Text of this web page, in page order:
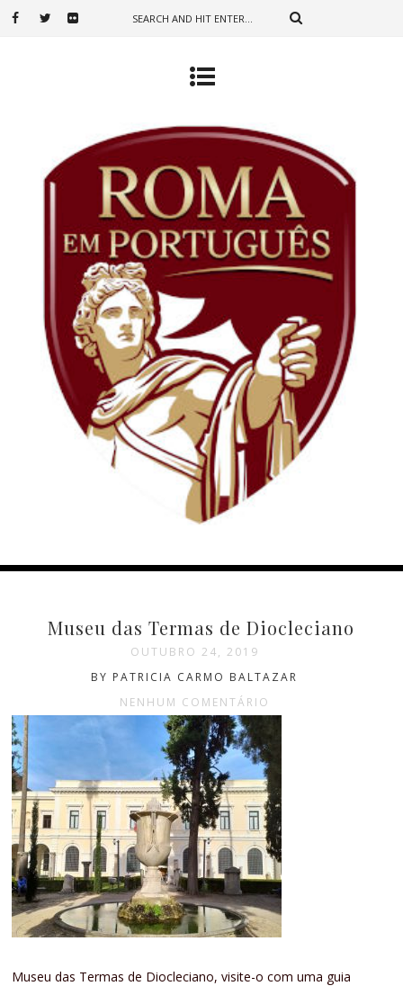
Museu das Termas de Diocleciano
OUTUBRO 24, 2019
BY PATRICIA CARMO BALTAZAR
NENHUM COMENTÁRIO
Museu das Termas de Diocleciano, visite-o com uma guia